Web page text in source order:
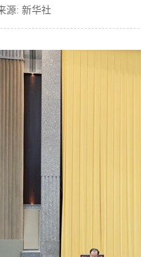
源: 新华社